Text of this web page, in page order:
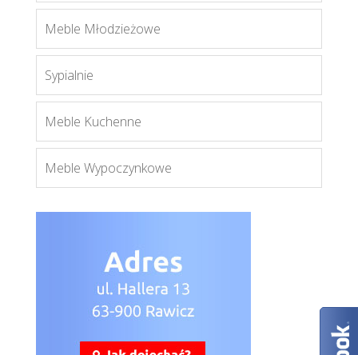
Więcej
Meble Młodzieżowe
Sypialnie
Meble Kuchenne
Meble Wypoczynkowe